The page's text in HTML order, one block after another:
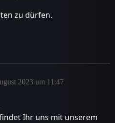
zu dürfen.
2023 um 11:47
Ihr uns mit unserem